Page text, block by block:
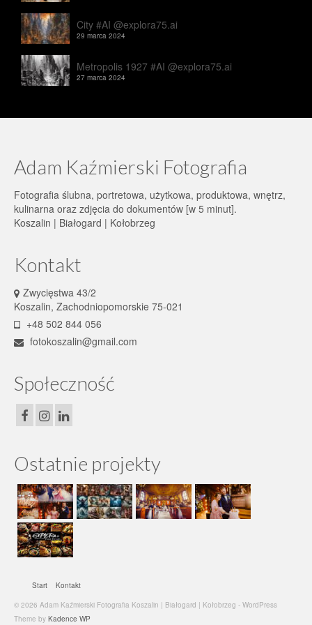
City #AI @explora75.ai
29 marca 2024
Metropolis 1927 #AI @explora75.ai
27 marca 2024
Adam Kaźmierski Fotografia
Fotografia ślubna, portretowa, użytkowa, produktowa, wnętrz,
kulinarna oraz zdjęcia do dokumentów [w 5 minut].
Koszalin | Białogard | Kołobrzeg
Kontakt
Zwycięstwa 43/2
Koszalin, Zachodniopomorskie 75-021
+48 502 844 056
fotokoszalin@gmail.com
Społeczność
Ostatnie projekty
Start
Kontakt
© 2026 Adam Kaźmierski Fotografia Koszalin | Białogard | Kołobrzeg - WordPress
Theme by Kadence WP